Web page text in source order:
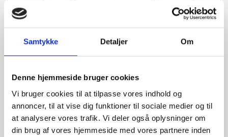
Samtykke Detaljer Om
Denne hjemmeside bruger cookies
Vi bruger cookies til at tilpasse vores indhold og
annoncer, til at vise dig funktioner til sociale medier og til
at analysere vores trafik. Vi deler også oplysninger om
din brug af vores hjemmeside med vores partnere inden